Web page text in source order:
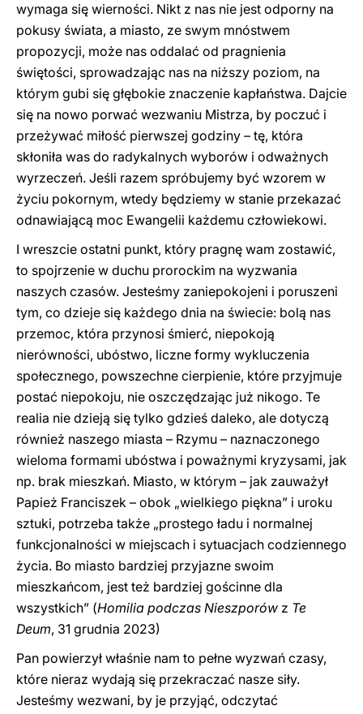
wymaga się wierności. Nikt z nas nie jest odporny na
pokusy świata, a miasto, ze swym mnóstwem
propozycji, może nas oddalać od pragnienia
świętości, sprowadzając nas na niższy poziom, na
którym gubi się głębokie znaczenie kapłaństwa. Dajcie
się na nowo porwać wezwaniu Mistrza, by poczuć i
przeżywać miłość pierwszej godziny – tę, która
skłoniła was do radykalnych wyborów i odważnych
wyrzeczeń. Jeśli razem spróbujemy być wzorem w
życiu pokornym, wtedy będziemy w stanie przekazać
odnawiającą moc Ewangelii każdemu człowiekowi.
I wreszcie ostatni punkt, który pragnę wam zostawić,
to spojrzenie w duchu prorockim na wyzwania
naszych czasów. Jesteśmy zaniepokojeni i poruszeni
tym, co dzieje się każdego dnia na świecie: bolą nas
przemoc, która przynosi śmierć, niepokoją
nierówności, ubóstwo, liczne formy wykluczenia
społecznego, powszechne cierpienie, które przyjmuje
postać niepokoju, nie oszczędzając już nikogo. Te
realia nie dzieją się tylko gdzieś daleko, ale dotyczą
również naszego miasta – Rzymu – naznaczonego
wieloma formami ubóstwa i poważnymi kryzysami, jak
np. brak mieszkań. Miasto, w którym – jak zauważył
Papież Franciszek – obok „wielkiego piękna” i uroku
sztuki, potrzeba także „prostego ładu i normalnej
funkcjonalności w miejscach i sytuacjach codziennego
życia. Bo miasto bardziej przyjazne swoim
mieszkańcom, jest też bardziej gościnne dla
wszystkich” (Homilia podczas Nieszporów z Te
Deum, 31 grudnia 2023)
Pan powierzył właśnie nam to pełne wyzwań czasy,
które nieraz wydają się przekraczać nasze siły.
Jesteśmy wezwani, by je przyjąć, odczytać